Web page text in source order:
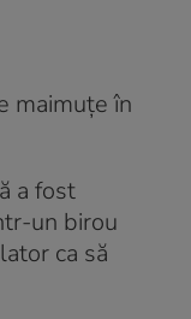
maimuțe în
a fost
un birou
ca să